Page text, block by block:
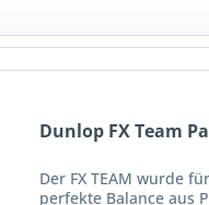
Dunlop FX Team
Der FX TEAM wurde
perfekte Balance aus